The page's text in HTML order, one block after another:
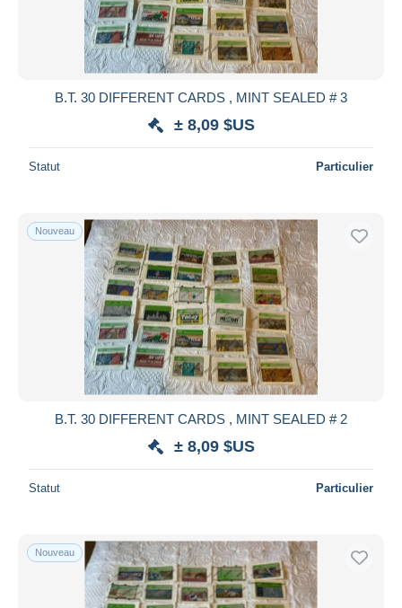
B.T. 30 DIFFERENT CARDS , MINT SEALED # 3
± 8,09 $US
Statut Particulier
Nouveau
B.T. 30 DIFFERENT CARDS , MINT SEALED # 2
± 8,09 $US
Statut Particulier
Nouveau